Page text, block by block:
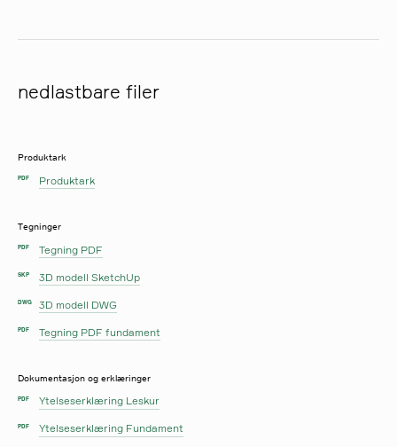
nedlastbare filer
Produktark
PDF Produktark
Tegninger
PDF Tegning PDF
SKP 3D modell SketchUp
DWG 3D modell DWG
PDF Tegning PDF fundament
Dokumentasjon og erklæringer
PDF Ytelseserklæring Leskur
PDF Ytelseserklæring Fundament